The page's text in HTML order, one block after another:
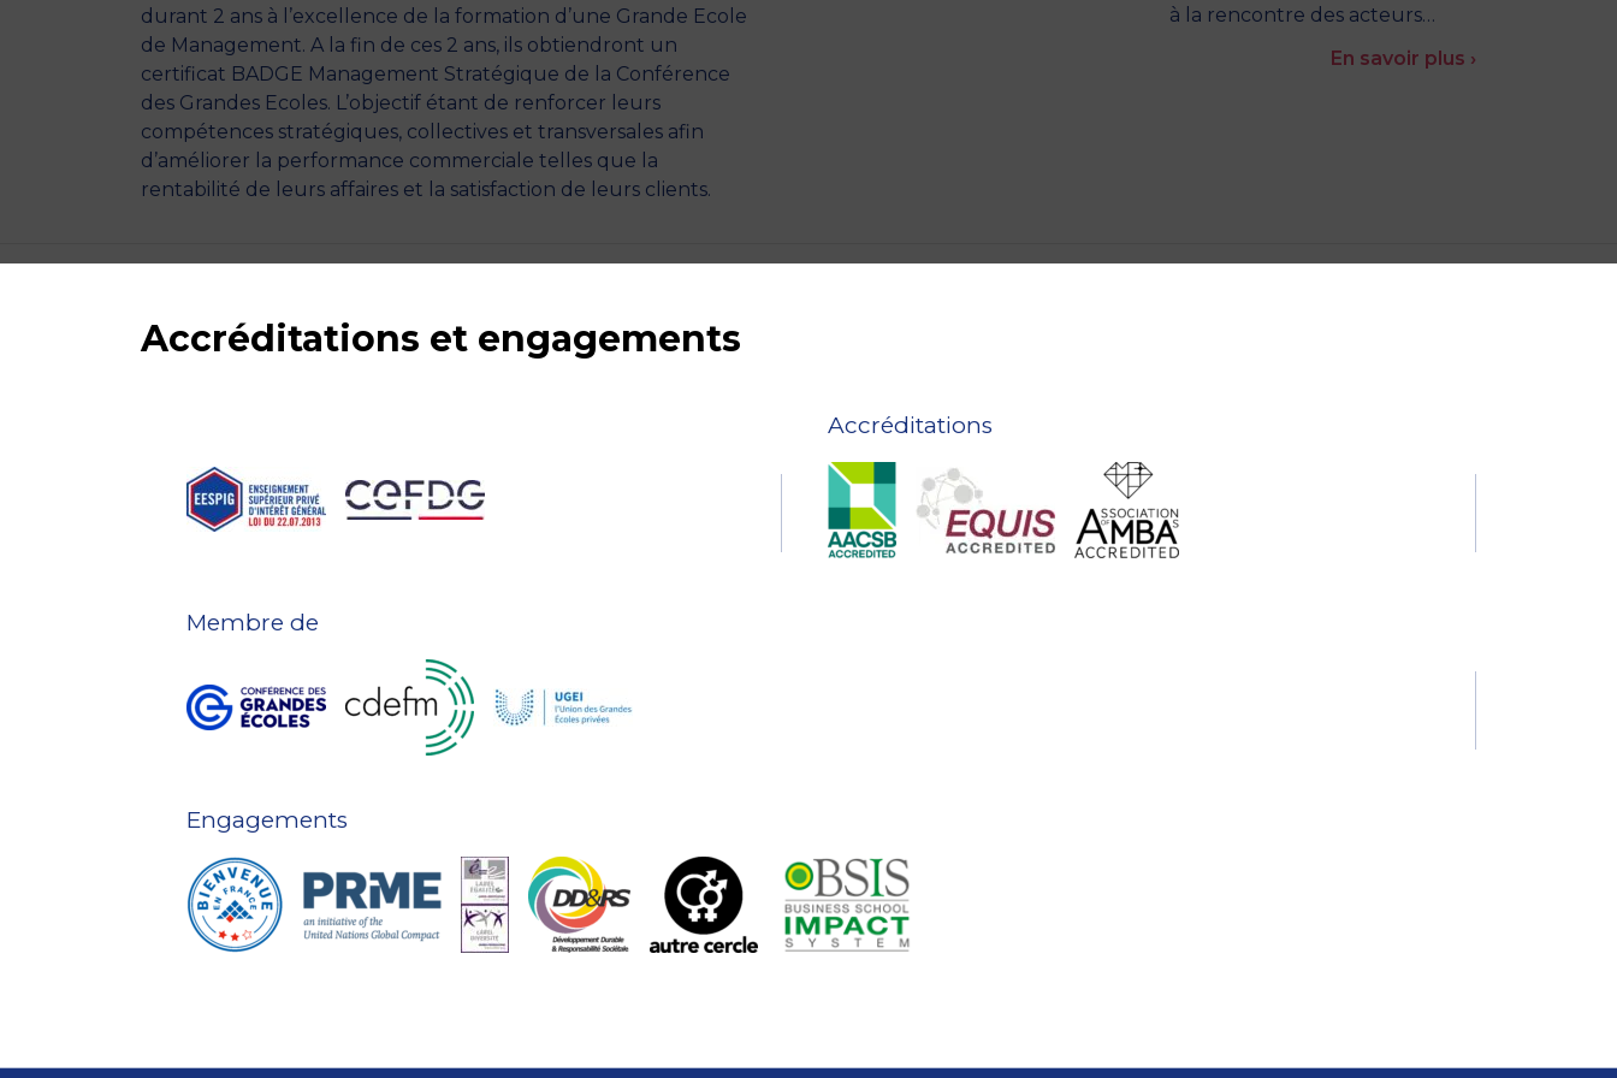
durant 2 ans à l’excellence de la formation d’une Grande Ecole
de Management. A la fin de ces 2 ans, ils obtiendront un
certificat BADGE Management Stratégique de la Conférence
des Grandes Ecoles. L’objectif étant de renforcer leurs
compétences stratégiques, collectives et transversales afin
d’améliorer la performance commerciale telles que la
rentabilité de leurs affaires et la satisfaction de leurs clients.
à la rencontre des acteurs…
En savoir plus ›
Accréditations et engagements
Accréditations
Membre de
Engagements